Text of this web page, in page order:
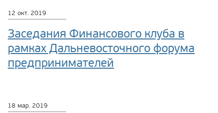
12 окт. 2019
Заседания Финансового клуба в
рамках Дальневосточного форума
предпринимателей
18 мар. 2019